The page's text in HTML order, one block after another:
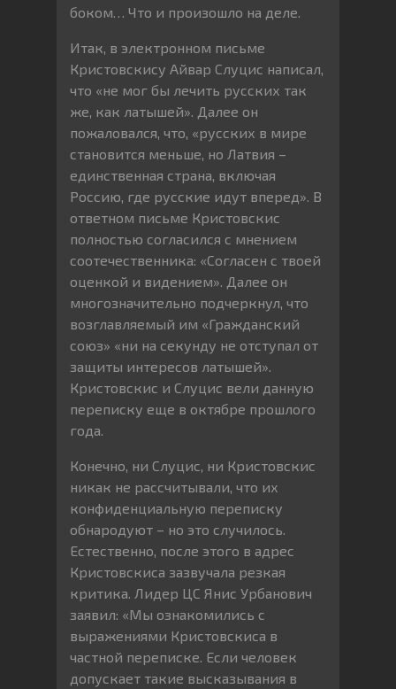
боком… Что и произошло на деле.
Итак, в электронном письме
Кристовскису Айвар Слуцис написал,
что «не мог бы лечить русских так
же, как латышей». Далее он
пожаловался, что, «русских в мире
становится меньше, но Латвия –
единственная страна, включая
Россию, где русские идут вперед». В
ответном письме Кристовскис
полностью согласился с мнением
соотечественника: «Согласен с твоей
оценкой и видением». Далее он
многозначительно подчеркнул, что
возглавляемый им «Гражданский
союз» «ни на секунду не отступал от
защиты интересов латышей».
Кристовскис и Слуцис вели данную
переписку еще в октябре прошлого
года.
Конечно, ни Слуцис, ни Кристовскис
никак не рассчитывали, что их
конфиденциальную переписку
обнародуют – но это случилось.
Естественно, после этого в адрес
Кристовскиса зазвучала резкая
критика. Лидер ЦС Янис Урбанович
заявил: «Мы ознакомились с
выражениями Кристовскиса в
частной переписке. Если человек
допускает такие высказывания в